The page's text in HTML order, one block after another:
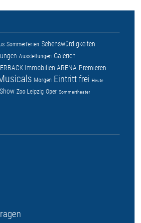
Sommerferien Sehenswürdigkeiten
Ausstellungen Galerien
Immobilien ARENA Premieren
Morgen Eintritt frei Heute
Zoo Leipzig Oper Sommertheater